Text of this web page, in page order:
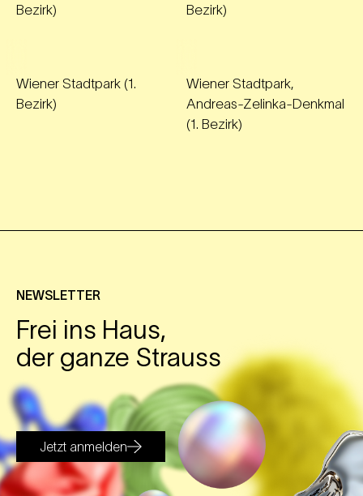
Bezirk)
Bezirk)
Wiener Stadtpark (1.
Bezirk)
Wiener Stadtpark,
Andreas-Zelinka-Denkmal
(1. Bezirk)
NEWSLETTER
Frei ins Haus,
der ganze Strauss
Jetzt anmelden